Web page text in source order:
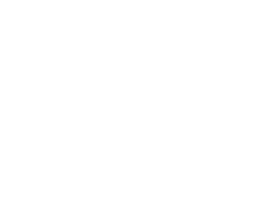
Fallece un joven tras
intentaba entrar en